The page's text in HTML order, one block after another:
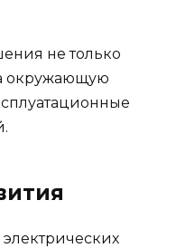
не только
окружающую